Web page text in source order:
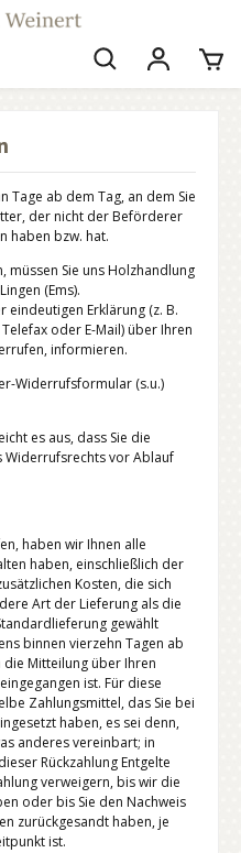
Tage ab dem Tag, an dem Sie
der nicht der Beförderer
haben bzw. hat.
müssen Sie uns Holzhandlung
(Ems).
eindeutigen Erklärung (z. B.
oder E-Mail) über Ihren
informieren.
Widerrufsformular (s.u.)
es aus, dass Sie die
Widerrufsrechts vor Ablauf
haben wir Ihnen alle
haben, einschließlich der
Kosten, die sich
Art der Lieferung als die
gewählt
binnen vierzehn Tagen ab
die Mitteilung über Ihren
ist. Für diese
Zahlungsmittel, das Sie bei
haben, es sei denn,
anderes vereinbart; in
Rückzahlung Entgelte
verweigern, bis wir die
oder bis Sie den Nachweis
zurückgesandt haben, je
ist.